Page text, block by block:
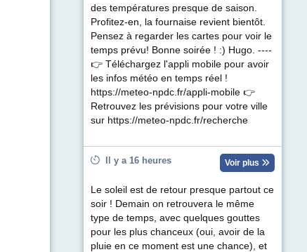
des températures presque de saison.
Profitez-en, la fournaise revient bientôt.
Pensez à regarder les cartes pour voir le
temps prévu! Bonne soirée ! :) Hugo. ----
👉 Téléchargez l'appli mobile pour avoir
les infos météo en temps réel !
https://meteo-npdc.fr/appli-mobile 👉
Retrouvez les prévisions pour votre ville
sur https://meteo-npdc.fr/recherche
Il y a 16 heures Voir plus
Le soleil est de retour presque partout ce
soir ! Demain on retrouvera le même
type de temps, avec quelques gouttes
pour les plus chanceux (oui, avoir de la
pluie en ce moment est une chance), et